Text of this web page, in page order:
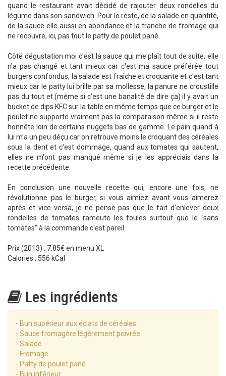
quand le restaurant avait décidé de rajouter deux rondelles du
légume dans son sandwich. Pour le reste, de la salade en quantité,
de la sauce elle aussi en abondance et la tranche de fromage qui
ne recouvre, ici, pas tout le patty de poulet pané.
Côté dégustation moi c'est la sauce qui me plaît tout de suite, elle
n'a pas changé et tant mieux car c'est ma sauce préférée tout
burgers confondus, la salade est fraîche et croquante et c'est tant
mieux car le patty lui brille par sa mollesse, la panure ne croustille
pas du tout et (même si c'est une banalité de dire ça) il y avait un
bucket de dips KFC sur la table en même temps que ce burger et le
poulet ne supporte vraiment pas la comparaison même si il reste
honnête loin de certains nuggets bas de gamme. Le pain quand à
lui m'a un peu déçu car on retrouve moins le croquant des céréales
sous la dent et c'est dommage, quand aux tomates qui sautent,
elles ne m'ont pas manqué même si je les appréciais dans la
recette précédente.
En conclusion une nouvelle recette qui, encore une fois, ne
révolutionne pas le burger, si vous aimiez avant vous aimerez
après et vice versa, je ne pense pas que le fait d'enlever deux
rondelles de tomates rameute les foules surtout que le "sans
tomates" à la commande c'est pareil.
Prix (2013) : 7,85€ en menu XL
Calories : 556 kCal
Les ingrédients
- Bun supérieur aux éclats de céréales
- Sauce fromagère légèrement poivrée
- Salade
- Fromage
- Patty de poulet pané
- Bun inférieur